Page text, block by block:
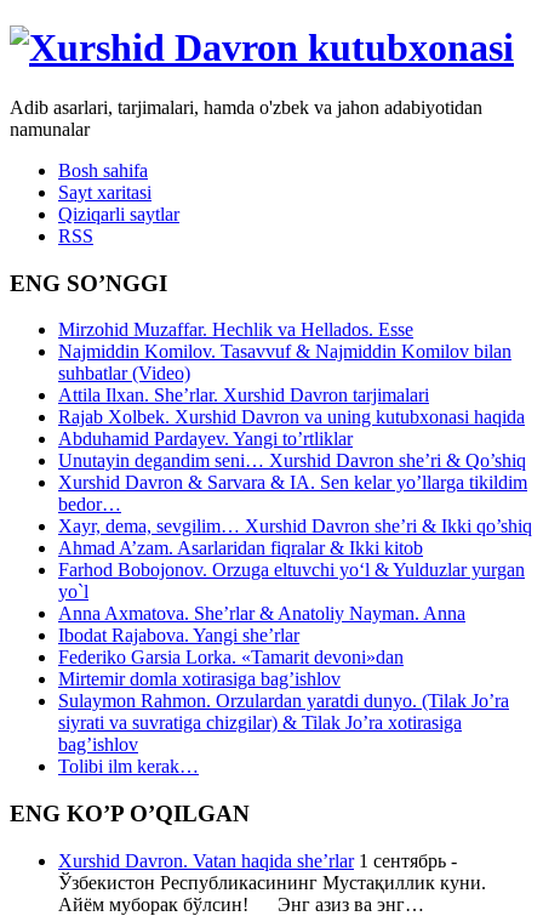
Adib asarlari, tarjimalari, hamda o'zbek va jahon adabiyotidan
namunalar
Bosh sahifa
Sayt xaritasi
Qiziqarli saytlar
RSS
ENG SO’NGGI
Mirzohid Muzaffar. Hechlik va Hellados. Esse
Najmiddin Komilov. Tasavvuf & Najmiddin Komilov bilan
suhbatlar (Video)
Attila Ilxan. She’rlar. Xurshid Davron tarjimalari
Rajab Xolbek. Xurshid Davron va uning kutubxonasi haqida
Abduhamid Pardayev. Yangi to’rtliklar
Unutayin degandim seni… Xurshid Davron she’ri & Qo’shiq
Xurshid Davron & Sarvara & IA. Sen kelar yo’llarga tikildim
bedor…
Xayr, dema, sevgilim… Xurshid Davron she’ri & Ikki qo’shiq
Ahmad A’zam. Asarlaridan fiqralar & Ikki kitob
Farhod Bobojonov. Orzuga eltuvchi yo‘l & Yulduzlar yurgan
yo`l
Anna Axmatova. She’rlar & Anatoliy Nayman. Anna
Ibodat Rajabova. Yangi she’rlar
Federiko Garsia Lorka. «Tamarit devoni»dan
Mirtemir domla xotirasiga bag’ishlov
Sulaymon Rahmon. Orzulardan yaratdi dunyo. (Tilak Jo’ra
siyrati va suvratiga chizgilar) & Tilak Jo’ra xotirasiga
bag’ishlov
Tolibi ilm kerak…
ENG KO’P O’QILGAN
Xurshid Davron. Vatan haqida she’rlar1 сентябрь -
Ўзбекистон Республикасининг Мустақиллик куни.
Айём муборак бўлсин! Энг азиз ва энг…